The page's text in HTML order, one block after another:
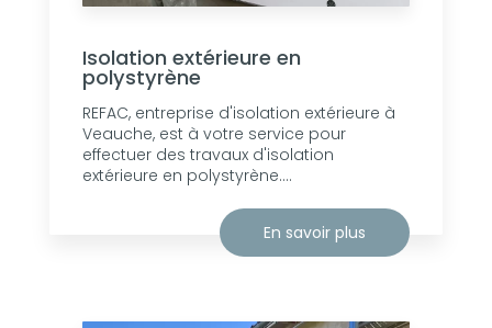
Isolation extérieure en
polystyrène
REFAC, entreprise d'isolation extérieure à
Veauche, est à votre service pour
effectuer des travaux d'isolation
extérieure en polystyrène....
En savoir plus